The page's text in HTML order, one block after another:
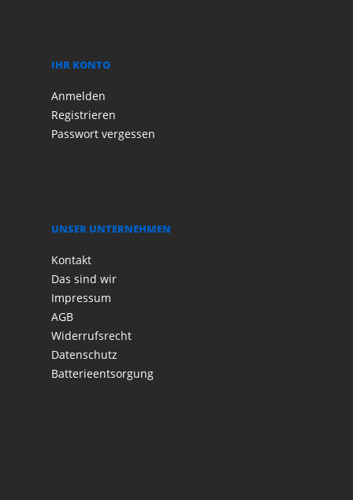
IHR KONTO
Anmelden
Registrieren
Passwort vergessen
UNSER UNTERNEHMEN
Kontakt
Das sind wir
Impressum
AGB
Widerrufsrecht
Datenschutz
Batterieentsorgung